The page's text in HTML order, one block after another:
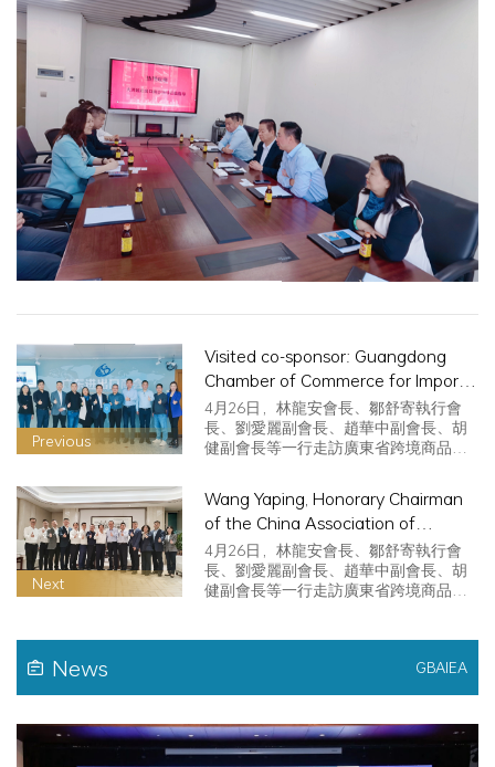
Previous
Visited co-sponsor: Guangdong
Chamber of Commerce for Import
and Export
4月26日，林龍安會長、鄒舒寄執行會
長、劉愛麗副會長、趙華中副會長、胡
健副會長等一行走訪廣東省跨境商品貿
Next
Wang Yaping, Honorary Chairman
of the China Association of
International Economic and Trade
Statistics, visited for exchange and
communication.
4月26日，林龍安會長、鄒舒寄執行會
長、劉愛麗副會長、趙華中副會長、胡
健副會長等一行走訪廣東省跨境商品貿
News GBAIEA